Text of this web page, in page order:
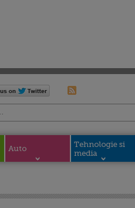
Auto
Tehnologie si
media